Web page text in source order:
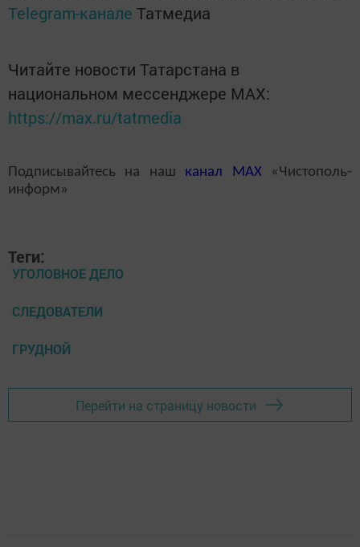
Telegram-канале Татмедиа
Читайте новости Татарстана в
национальном мессенджере MАХ:
https://max.ru/tatmedia
Подписывайтесь на наш канал MAX«Чистополь-
информ»
Теги:
УГОЛОВНОЕ ДЕЛО
СЛЕДОВАТЕЛИ
ГРУДНОЙ
Перейти на страницу новости